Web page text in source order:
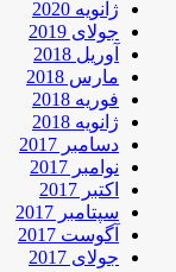
ژانویه 2020
جولای 2019
آوریل 2018
مارس 2018
فوریه 2018
ژانویه 2018
دسامبر 2017
نوامبر 2017
اکتبر 2017
سپتامبر 2017
آگوست 2017
جولای 2017